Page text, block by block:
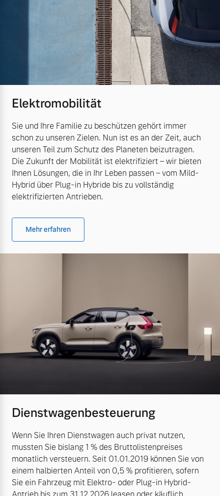
Elektromobilität
Sie und Ihre Familie zu beschützen gehört immer
schon zu unseren Zielen. Nun ist es an der Zeit, auch
unseren Teil zum Schutz des Planeten beizutragen.
Die Zukunft der Mobilität ist elektrifiziert – wir bieten
Ihnen Lösungen, die in Ihr Leben passen – vom Mild-
Hybrid über Plug-in Hybride bis zu vollständig
elektrifizierten Antrieben.
Mehr erfahren
Dienstwagenbesteuerung
Wenn Sie Ihren Dienstwagen auch privat nutzen,
mussten Sie bislang 1 % des Bruttolistenpreises
monatlich versteuern. Seit 01.01.2019 können Sie von
einem halbierten Anteil von 0,5 % profitieren, sofern
Sie ein Fahrzeug mit Elektro- oder Plug-in Hybrid-